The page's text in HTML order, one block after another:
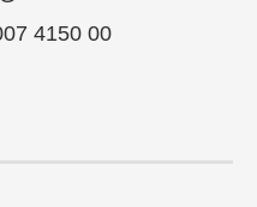
4150 00